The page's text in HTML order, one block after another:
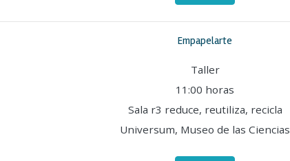
Empapelarte
Taller
11:00 horas
Sala r3 reduce, reutiliza, recicla
Universum, Museo de las Ciencias